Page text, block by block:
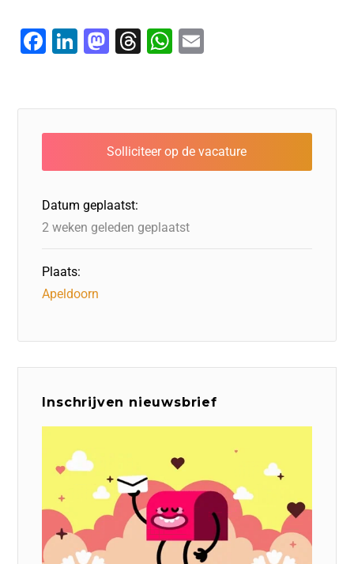
F
e
b
o
o
k
Li
e
dI
n
M
o
d
o
n
T
a
d
s
W
s
A
p
l
Datum geplaatst:
2 weken geleden geplaatst
Plaats:
Apeldoorn
Inschrijven nieuwsbrief